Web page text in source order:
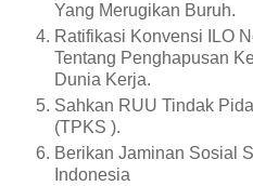
Yang Merugikan Buruh.
Ratifikasi Konvensi ILO
Tentang Penghapusan
Dunia Kerja.
Sahkan RUU Tindak
(TPKS ).
Berikan Jaminan Sosial
Indonesia